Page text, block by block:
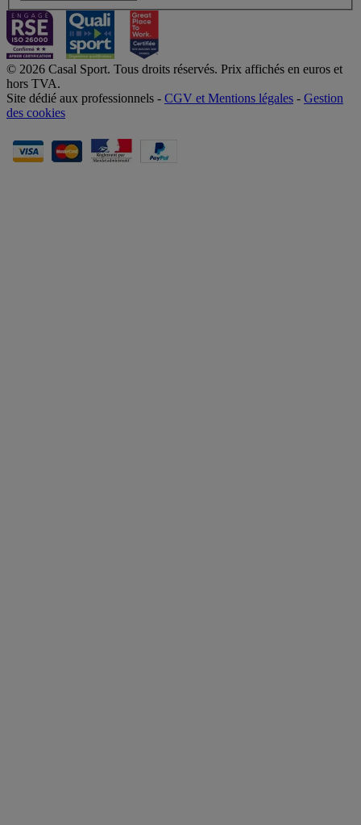
© 2026 Casal Sport. Tous droits réservés. Prix affichés en euros et
hors TVA.
Site dédié aux professionnels - CGV et Mentions légales - Gestion
des cookies